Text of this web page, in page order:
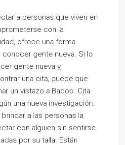
a personas que viven en
con la
ofrece una forma
gente nueva. Si lo
gente nueva y,
una cita, puede que
un vistazo a Badoo. Cita
una nueva investigación.
a las personas la
con alguien sin sentirse
por su talla. Están